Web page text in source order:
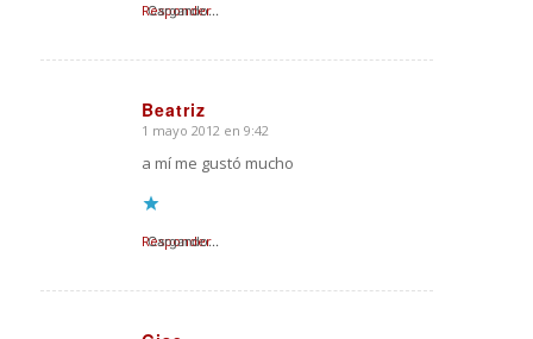
Cargando...
Responder
Beatriz
Dice:
1 mayo 2012 en 9:42
a mí me gustó mucho
Cargando...
Responder